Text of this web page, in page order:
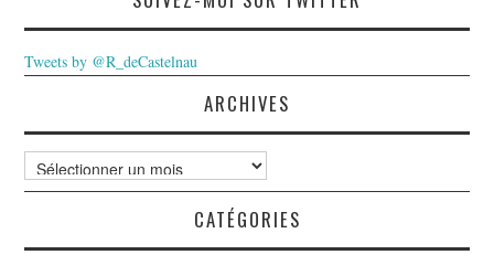
Tweets by @R_deCastelnau
ARCHIVES
Archives
CATÉGORIES